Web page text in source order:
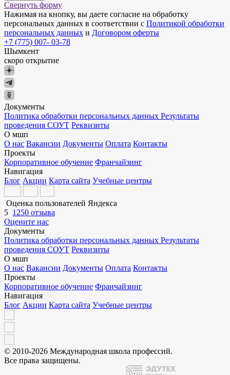
Свернуть форму
Нажимая на кнопку, вы даете согласие на обработку
персональных данных в соответствии с Политикой обработки
персональных данных и Договором оферты
+7 (775) 007- 03-78
Шымкент
скоро открытие
Документы
Политика обработки персональных данных Результаты
проведения СОУТ Реквизиты
О мшп
О нас Вакансии Документы Оплата Контакты
Проекты
Корпоративное обучение Франчайзинг
Навигация
Блог Акции Карта сайта Учебные центры
Оценка пользователей Яндекса
5 1250 отзыва
Оцените нас
Документы
Политика обработки персональных данных Результаты
проведения СОУТ Реквизиты
О мшп
О нас Вакансии Документы Оплата Контакты
Проекты
Корпоративное обучение Франчайзинг
Навигация
Блог Акции Карта сайта Учебные центры
© 2010-2026 Международная школа профессий.
Все права защищены.